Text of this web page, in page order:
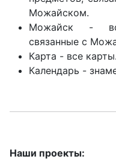
Можайском.
Можайск -
связанные с
Карта - все карты.
Календарь -
Наши проекты: